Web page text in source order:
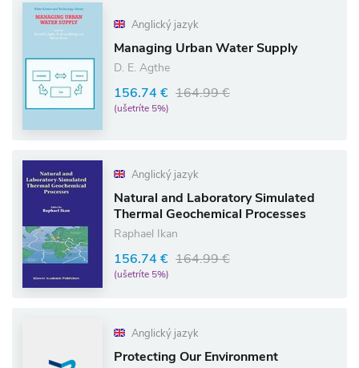
Anglický jazyk
Managing Urban Water Supply
D. E. Agthe
156.74 € 164.99 €
(ušetríte 5%)
Anglický jazyk
Natural and Laboratory Simulated
Thermal Geochemical Processes
Raphael Ikan
156.74 € 164.99 €
(ušetríte 5%)
Anglický jazyk
Protecting Our Environment